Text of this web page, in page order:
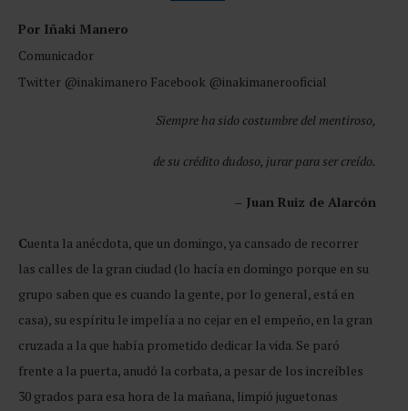
Por Iñaki Manero
Comunicador
Twitter @inakimanero Facebook @inakimanerooficial
Siempre ha sido costumbre del mentiroso,
de su crédito dudoso, jurar para ser creído.
– Juan Ruiz de Alarcón
Cuenta la anécdota, que un domingo, ya cansado de recorrer
las calles de la gran ciudad (lo hacía en domingo porque en su
grupo saben que es cuando la gente, por lo general, está en
casa), su espíritu le impelía a no cejar en el empeño, en la gran
cruzada a la que había prometido dedicar la vida. Se paró
frente a la puerta, anudó la corbata, a pesar de los increíbles
30 grados para esa hora de la mañana, limpió juguetonas